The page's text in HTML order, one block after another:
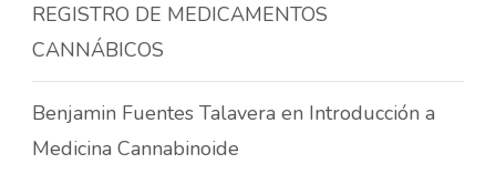
REGISTRO DE MEDICAMENTOS
CANNÁBICOS
Benjamin Fuentes Talavera en Introducción a
Medicina Cannabinoide